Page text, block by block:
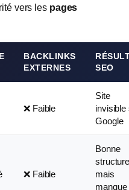
vers les pages
BACKLINKS
EXTERNES
SEO
❌ Faible
Site
invisible
Google
❌ Faible
Bonne
mais
manque